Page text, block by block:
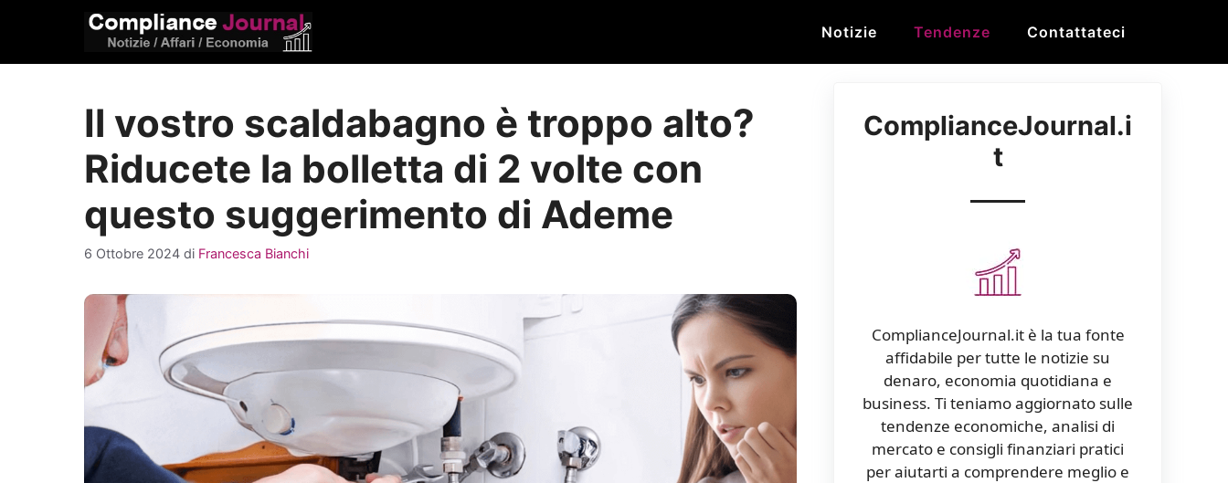
Notizie Tendenze Contattateci
Il vostro scaldabagno è troppo alto?
Riducete la bolletta di 2 volte con
questo suggerimento di Ademe
6 Ottobre 2024 di Francesca Bianchi
ComplianceJournal.i
t
ComplianceJournal.it è la tua fonte
affidabile per tutte le notizie su
denaro, economia quotidiana e
business. Ti teniamo aggiornato sulle
tendenze economiche, analisi di
mercato e consigli finanziari pratici
per aiutarti a comprendere meglio e